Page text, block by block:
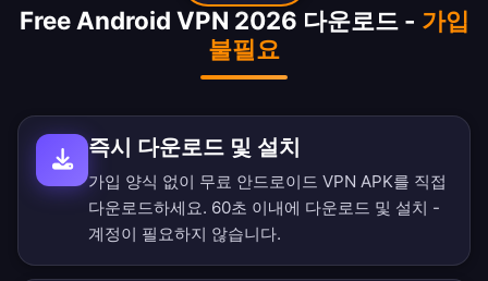
Free Android VPN 2026 다운로드 - 가입
불필요
즉시 다운로드 및 설치
가입 양식 없이 무료 안드로이드 VPN APK를 직접
다운로드하세요. 60초 이내에 다운로드 및 설치 -
계정이 필요하지 않습니다.